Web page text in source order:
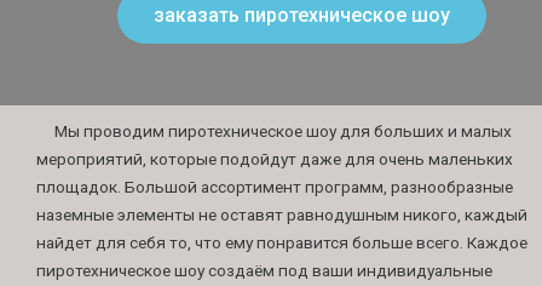
заказать пиротехническое шоу
Мы проводим пиротехническое шоу для больших и малых
мероприятий, которые подойдут даже для очень маленьких
площадок. Большой ассортимент программ, разнообразные
наземные элементы не оставят равнодушным никого, каждый
найдет для себя то, что ему понравится больше всего. Каждое
пиротехническое шоу создаём под ваши индивидуальные